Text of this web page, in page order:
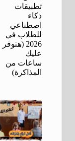
تطبيقات
ذكاء
اصطناعي
للطلاب في
2026 (هتوفر
عليك
ساعات من
المذاكرة)